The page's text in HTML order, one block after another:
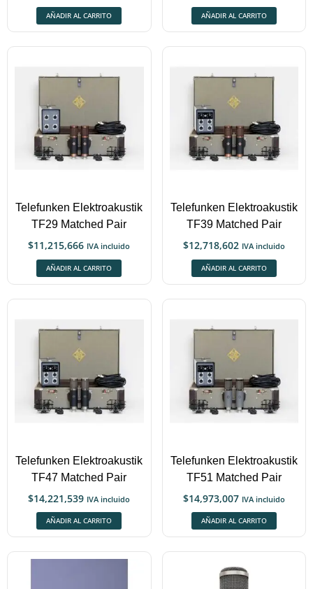
AÑADIR AL CARRITO AÑADIR AL CARRITO
Telefunken Elektroakustik
TF29 Matched Pair
$11,215,666 IVA incluido
AÑADIR AL CARRITO
Telefunken Elektroakustik
TF39 Matched Pair
$12,718,602 IVA incluido
AÑADIR AL CARRITO
Telefunken Elektroakustik
TF47 Matched Pair
$14,221,539 IVA incluido
AÑADIR AL CARRITO
Telefunken Elektroakustik
TF51 Matched Pair
$14,973,007 IVA incluido
AÑADIR AL CARRITO